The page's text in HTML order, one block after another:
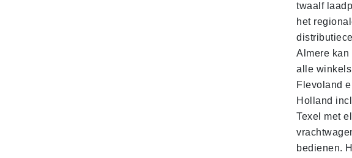
twaalf
het
Almere
alle
Flevoland
Holland
Texel met
bedienen.